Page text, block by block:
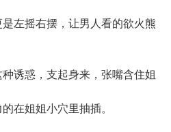
左摇右摆，让男人看的欲火熊
惑，支起身来，张嘴含住姐
在姐姐小穴里抽插。